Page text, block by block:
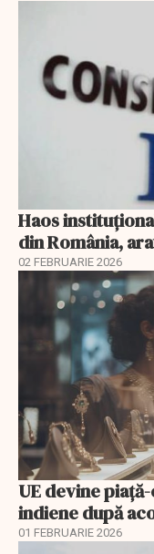
Haos
din România,
02 FEBRUARIE 2026
UE devine
indiene după
01 FEBRUARIE 2026